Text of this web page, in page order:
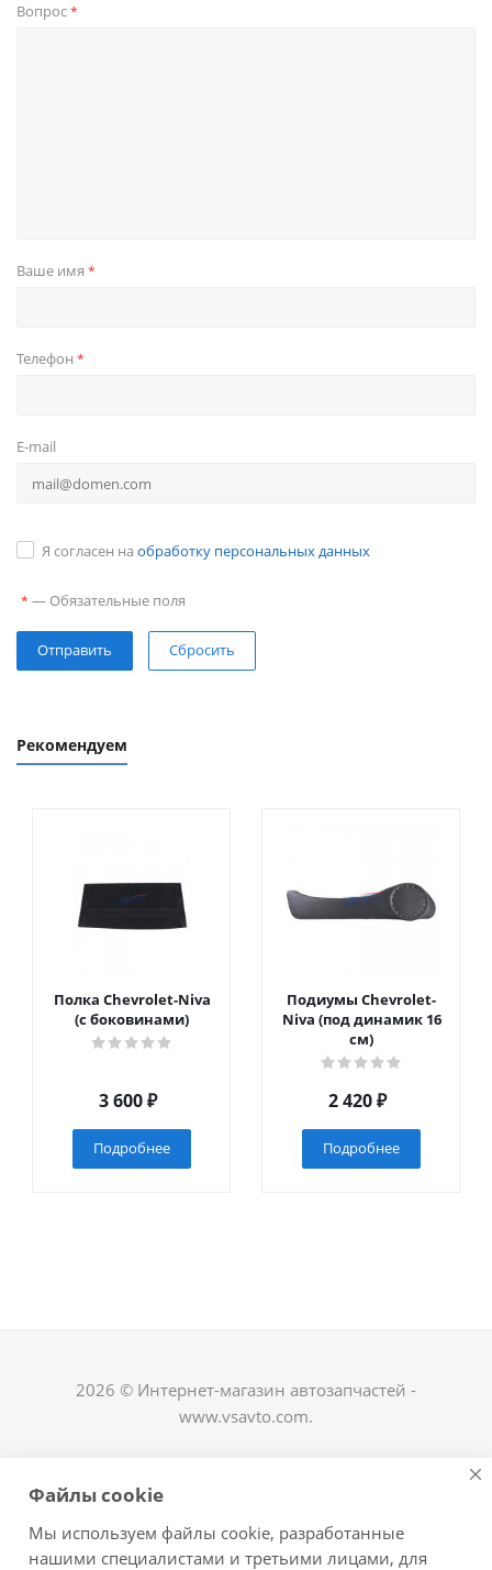
Вопрос*
Ваше имя *
Телефон *
E-mail
Я согласен на обработку персональных данных
* — Обязательные поля
Сбросить
Рекомендуем
Полка Chevrolet-Niva
(с боковинами)
3 600₽
Подробнее
Подиумы Chevrolet-
Niva (под динамик 16
см)
2 420₽
Подробнее
2026 © Интернет-магазин автозапчастей -
www.vsavto.com.
+7 (8482) 622-122 avtovs@yandex.ru
Файлы cookie
Мы используем файлы cookie, разработанные
нашими специалистами и третьими лицами, для